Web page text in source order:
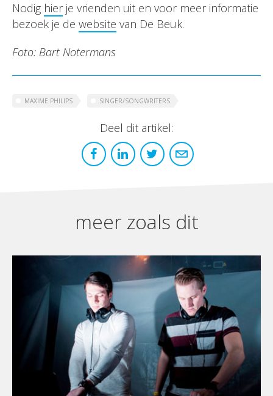
Nodig hierje vrienden uit en voor meer informatie
bezoek je de website van De Beuk.
Foto: Bart Notermans
MAXIME PHILIPS SINGER/SONGWRITERS
Deel dit artikel:
meer zoals dit